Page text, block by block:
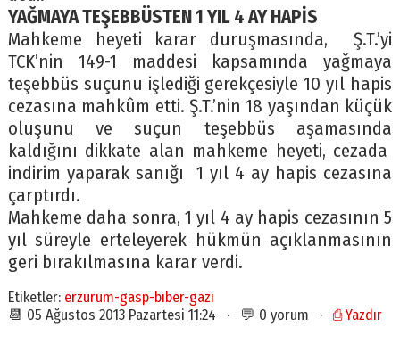
YAĞMAYA TEŞEBBÜSTEN 1 YIL 4 AY HAPİS
Mahkeme heyeti karar duruşmasında, Ş.T.’yi
TCK’nin 149-1 maddesi kapsamında yağmaya
teşebbüs suçunu işlediği gerekçesiyle 10 yıl hapis
cezasına mahkûm etti. Ş.T.’nin 18 yaşından küçük
oluşunu ve suçun teşebbüs aşamasında
kaldığını dikkate alan mahkeme heyeti, cezada
indirim yaparak sanığı 1 yıl 4 ay hapis cezasına
çarptırdı.
Mahkeme daha sonra, 1 yıl 4 ay hapis cezasının 5
yıl süreyle erteleyerek hükmün açıklanmasının
geri bırakılmasına karar verdi.
Etiketler: erzurum-gasp-bıber-gazı
📆 05 Ağustos 2013 Pazartesi 11:24 · 💬 0 yorum · ⎙ Yazdır